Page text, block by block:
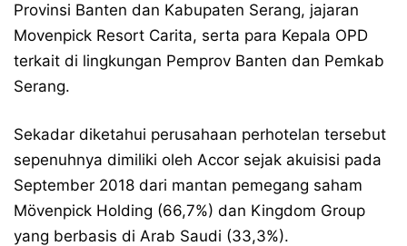
Provinsi Banten dan Kabupaten Serang, jajaran
Movenpick Resort Carita, serta para Kepala OPD
terkait di lingkungan Pemprov Banten dan Pemkab
Serang.
Sekadar diketahui perusahaan perhotelan tersebut
sepenuhnya dimiliki oleh Accor sejak akuisisi pada
September 2018 dari mantan pemegang saham
Mövenpick Holding (66,7%) dan Kingdom Group
yang berbasis di Arab Saudi (33,3%).